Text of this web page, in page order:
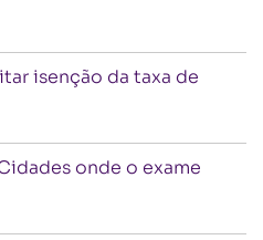
isenção da taxa de
onde o exame